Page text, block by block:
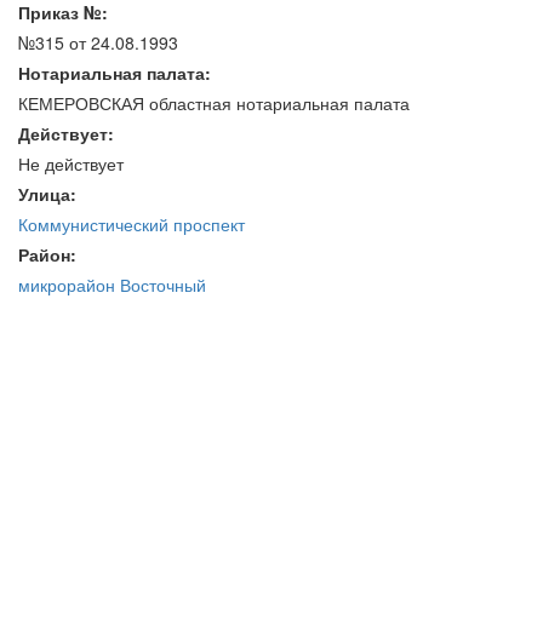
Приказ №:
№315 от 24.08.1993
Нотариальная палата:
КЕМЕРОВСКАЯ областная нотариальная палата
Действует:
Не действует
Улица:
Коммунистический проспект
Район:
микрорайон Восточный